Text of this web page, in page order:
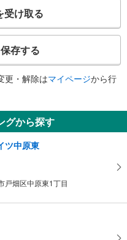
受け取る
存する
更・解除はマイページから行
グから探す
ツ中原東
戸畑区中原東1丁目